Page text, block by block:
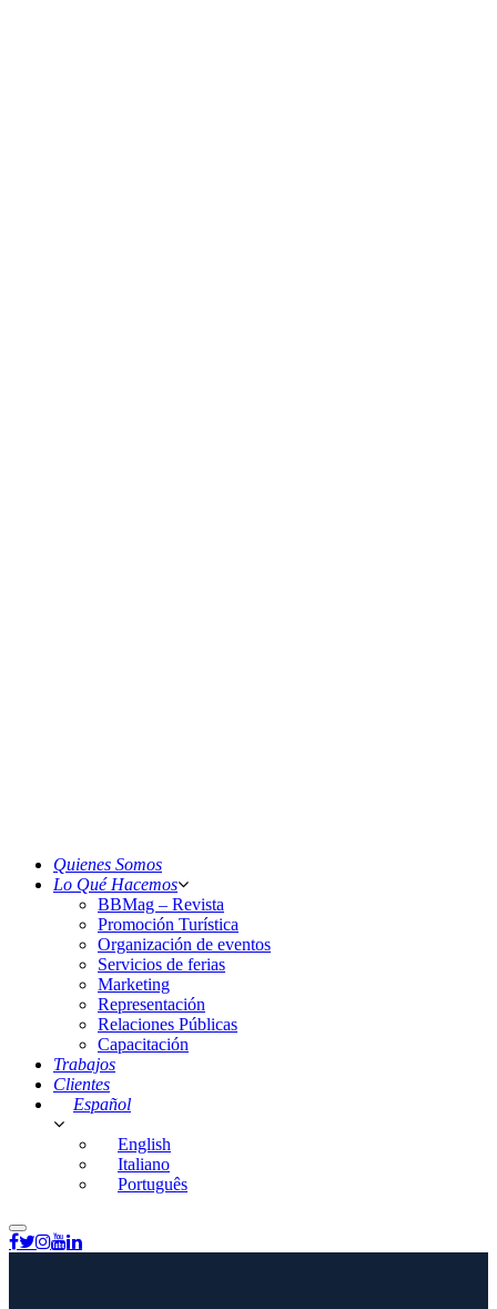
Quienes Somos
Lo Qué Hacemos
BBMag – Revista
Promoción Turística
Organización de eventos
Servicios de ferias
Marketing
Representación
Relaciones Públicas
Capacitación
Trabajos
Clientes
Español
English
Italiano
Português